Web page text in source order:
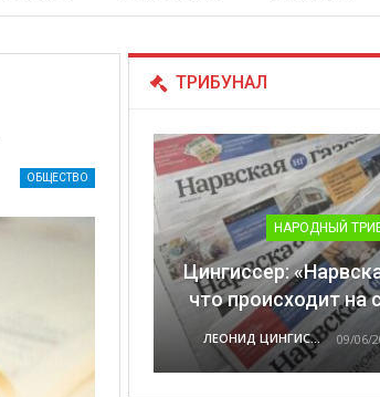
ОБЩЕСТВО
ТРИБУНАЛ
НАРОДНЫЙ
Цингиссер:
что происходит на
ЛЕОНИД ЦИНГИССЕР 09/06/